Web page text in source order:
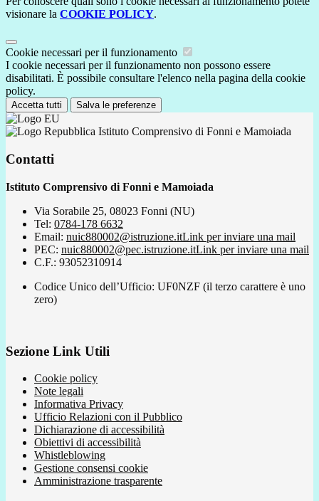
visionare la COOKIE POLICY.
Cookie necessari per il funzionamento
I cookie necessari per il funzionamento non possono essere
disabilitati. È possibile consultare l'elenco nella pagina della cookie
policy.
Accetta tutti Salva le preferenze
Istituto Comprensivo di Fonni e Mamoiada
Contatti
Istituto Comprensivo di Fonni e Mamoiada
Via Sorabile 25, 08023 Fonni (NU)
Tel: 0784-178 6632
Email: nuic880002@istruzione.itLink per inviare una mail
PEC: nuic880002@pec.istruzione.itLink per inviare una mail
C.F.: 93052310914
Codice Unico dell’Ufficio: UF0NZF (il terzo carattere è uno
zero)
Sezione Link Utili
Cookie policy
Note legali
Informativa Privacy
Ufficio Relazioni con il Pubblico
Dichiarazione di accessibilità
Obiettivi di accessibilità
Whistleblowing
Gestione consensi cookie
Amministrazione trasparente